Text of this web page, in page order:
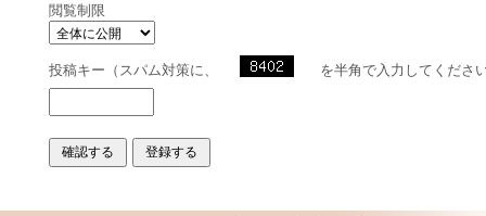
閲覧制限
投稿キー（スパム対策に、 を半角で入力してくださ